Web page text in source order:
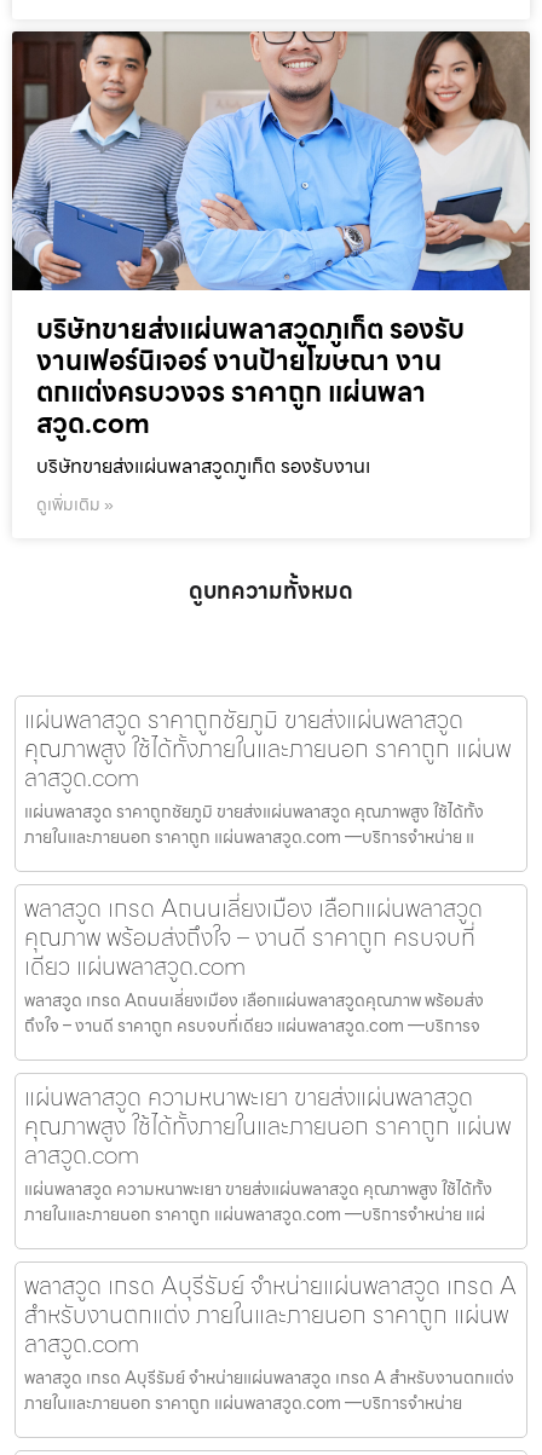
บริษัทขายส่งแผ่นพลาสวูดภูเก็ต รองรับ
งานเฟอร์นิเจอร์ งานป้ายโฆษณา งาน
ตกแต่งครบวงจร ราคาถูก แผ่นพลา
สวูด.com
บริษัทขายส่งแผ่นพลาสวูดภูเก็ต รองรับงานเ
ดูเพิ่มเติม »
ดูบทความทั้งหมด
แผ่นพลาสวูด ราคาถูกชัยภูมิ ขายส่งแผ่นพลาสวูด
คุณภาพสูง ใช้ได้ทั้งภายในและภายนอก ราคาถูก แผ่นพ
ลาสวูด.com
แผ่นพลาสวูด ราคาถูกชัยภูมิ ขายส่งแผ่นพลาสวูด คุณภาพสูง ใช้ได้ทั้ง
ภายในและภายนอก ราคาถูก แผ่นพลาสวูด.com —บริการจำหน่าย แ
พลาสวูด เกรด Aถนนเลี่ยงเมือง เลือกแผ่นพลาสวูด
คุณภาพ พร้อมส่งถึงใจ – งานดี ราคาถูก ครบจบที่
เดียว แผ่นพลาสวูด.com
พลาสวูด เกรด Aถนนเลี่ยงเมือง เลือกแผ่นพลาสวูดคุณภาพ พร้อมส่ง
ถึงใจ – งานดี ราคาถูก ครบจบที่เดียว แผ่นพลาสวูด.com —บริการจ
แผ่นพลาสวูด ความหนาพะเยา ขายส่งแผ่นพลาสวูด
คุณภาพสูง ใช้ได้ทั้งภายในและภายนอก ราคาถูก แผ่นพ
ลาสวูด.com
แผ่นพลาสวูด ความหนาพะเยา ขายส่งแผ่นพลาสวูด คุณภาพสูง ใช้ได้ทั้ง
ภายในและภายนอก ราคาถูก แผ่นพลาสวูด.com —บริการจำหน่าย แผ่
พลาสวูด เกรด Aบุรีรัมย์ จำหน่ายแผ่นพลาสวูด เกรด A
สำหรับงานตกแต่ง ภายในและภายนอก ราคาถูก แผ่นพ
ลาสวูด.com
พลาสวูด เกรด Aบุรีรัมย์ จำหน่ายแผ่นพลาสวูด เกรด A สำหรับงานตกแต่ง
ภายในและภายนอก ราคาถูก แผ่นพลาสวูด.com —บริการจำหน่าย